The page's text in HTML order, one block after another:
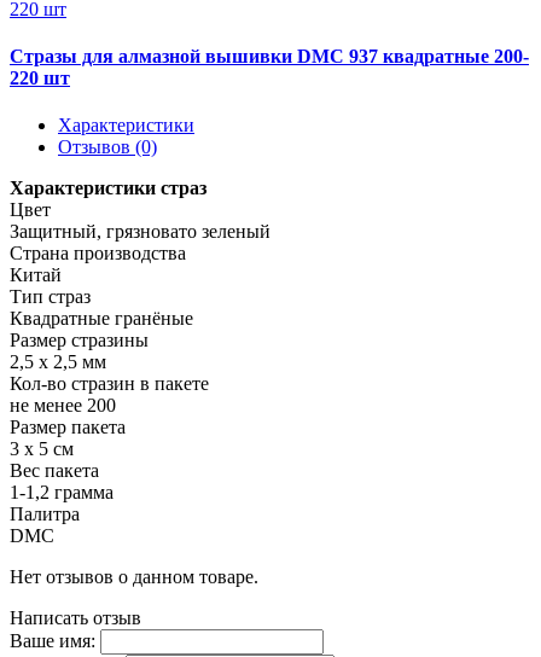
Стразы для алмазной вышивки DMC 937 квадратные 200-
220 шт
Характеристики
Отзывов (0)
Характеристики страз
Цвет
Защитный, грязновато зеленый
Страна производства
Китай
Тип страз
Квадратные гранёные
Размер стразины
2,5 х 2,5 мм
Кол-во стразин в пакете
не менее 200
Размер пакета
3 х 5 см
Вес пакета
1-1,2 грамма
Палитра
DMC
Нет отзывов о данном товаре.
Написать отзыв
Ваше имя: